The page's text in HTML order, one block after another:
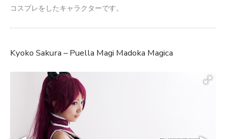
コスプレをしたキャラクターです。
Kyoko Sakura – Puella Magi Madoka Magica